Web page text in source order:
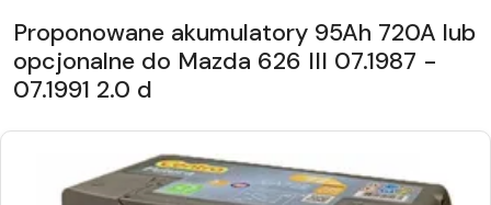
Proponowane akumulatory 95Ah 720A lub
opcjonalne do Mazda 626 III 07.1987 -
07.1991 2.0 d